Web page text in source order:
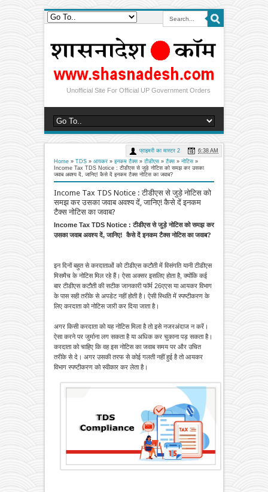
Unofficial Site For Official UP Government Orders
Home » TDS » आयकर » इनकम टैक्स » टीडीएस » टैक्स » नोटिस »
Income Tax TDS Notice : टीडीएस से जुड़े नोटिस को समझ कर उसका
जवाब अवश्य दें, जानिए! कैसे दें इनकम टैक्स नोटिस का जवाब?
Income Tax TDS Notice : टीडीएस से जुड़े नोटिस को
समझ कर उसका जवाब अवश्य दें, जानिए! कैसे दें इनकम
टैक्स नोटिस का जवाब?
प्राइमरी का मास्टर 2 6:38 AM
Income Tax TDS Notice : टीडीएस से जुड़े नोटिस को समझ कर
उसका जवाब अवश्य दें, जानिए! कैसे दें इनकम टैक्स नोटिस का जवाब?
इन दिनों बहुत से करदाताओं को टीडीएस कटौती में विसंगति यानी टीडीएस
मिसमैच के नोटिस मिल रहे हैं। ऐसा अक्सर इसलिए होता है, क्योंकि कई
बार टीडीएस कटौती की सटीक जानकारी फॉर्म 26एएस या आयकर विभाग
के पास सही तरीके से अपडेट नहीं होती है। ऐसी स्थिति में स्पष्टीकरण के
लिए करदाता को नोटिस जारी कर दिया जाता है।
अगर किसी करदाता को यह नोटिस मिला है तो इसे नजरअंदाज न करें।
ऐसा करने पर जुर्माना लग सकता है या अधिक कर चुकाना पड़ सकता है।
करदाता को चाहिए कि वह इस नोटिस का जवाब समय पर और उचित
तरीके से दे। अगर उसकी तरफ से कोई गलती नहीं हुई है तो आयकर
विभाग स्पष्टीकरण को स्वीकार कर लेता है।